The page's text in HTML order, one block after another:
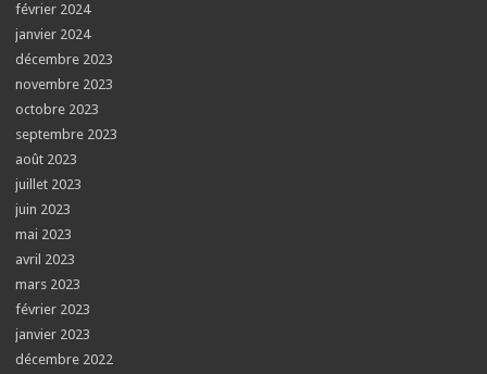
février 2024
janvier 2024
décembre 2023
novembre 2023
octobre 2023
septembre 2023
août 2023
juillet 2023
juin 2023
mai 2023
avril 2023
mars 2023
février 2023
janvier 2023
décembre 2022